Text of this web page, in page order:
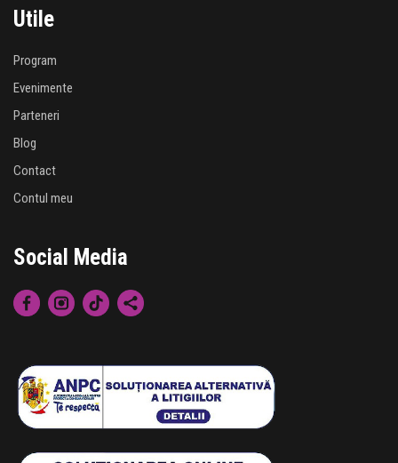
Utile
Program
Evenimente
Parteneri
Blog
Contact
Contul meu
Social Media